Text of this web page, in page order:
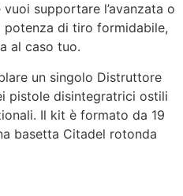
supportare l’avanzata o
potenza di tiro formidabile,
al caso tuo.
un singolo Distruttore
pistole disintegratrici ostili
Il kit è formato da 19
basetta Citadel rotonda